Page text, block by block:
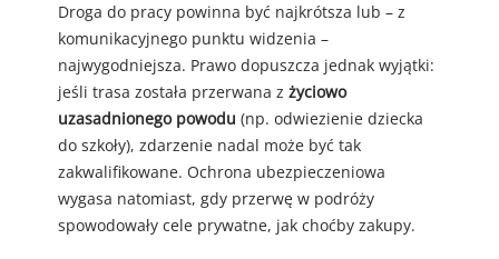
Droga do pracy powinna być najkrótsza lub – z
komunikacyjnego punktu widzenia –
najwygodniejsza. Prawo dopuszcza jednak wyjątki:
jeśli trasa została przerwana z życiowo
uzasadnionego powodu (np. odwiezienie dziecka
do szkoły), zdarzenie nadal może być tak
zakwalifikowane. Ochrona ubezpieczeniowa
wygasa natomiast, gdy przerwę w podróży
spowodowały cele prywatne, jak choćby zakupy.